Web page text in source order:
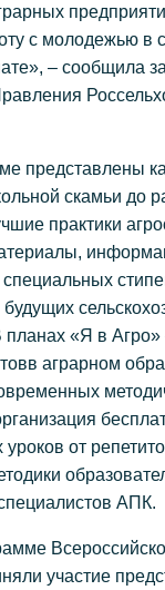
с молодежью в
– сообщила
представлены
скамьи до
практики
планах «Я в Агро»
аграрном
от
АПК.
участие